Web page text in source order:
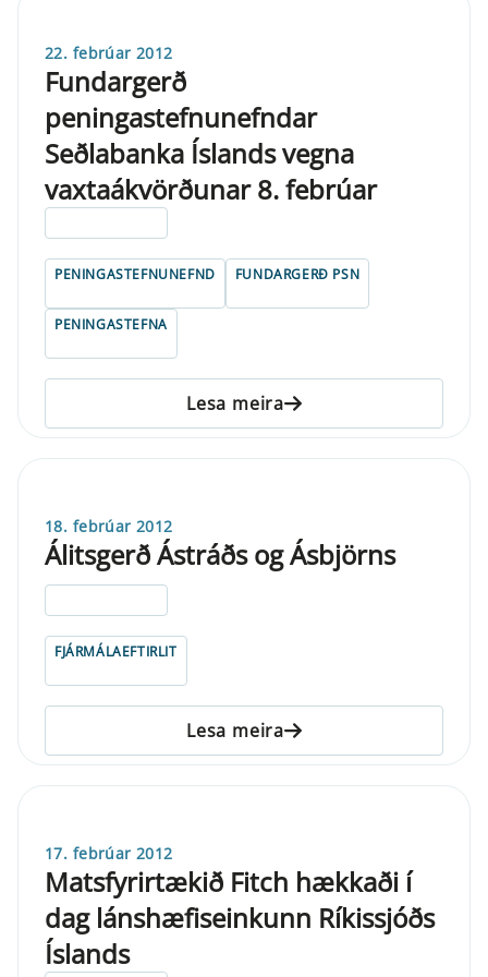
22. febrúar 2012
Fundargerð
peningastefnunefndar
Seðlabanka Íslands vegna
vaxtaákvörðunar 8. febrúar
PENINGASTEFNUNEFND FUNDARGERÐ PSN
PENINGASTEFNA
Lesa meira
18. febrúar 2012
Álitsgerð Ástráðs og Ásbjörns
FJÁRMÁLAEFTIRLIT
Lesa meira
17. febrúar 2012
Matsfyrirtækið Fitch hækkaði í
dag lánshæfiseinkunn Ríkissjóðs
Íslands